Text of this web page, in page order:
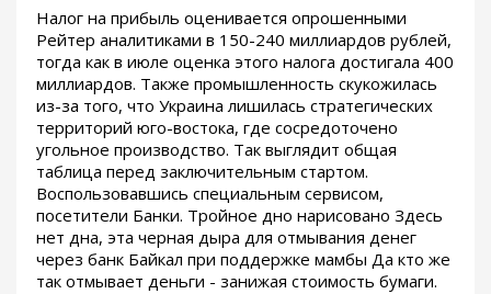
Налог на прибыль оценивается опрошенными
Рейтер аналитиками в 150-240 миллиардов рублей,
тогда как в июле оценка этого налога достигала 400
миллиардов. Также промышленность скукожилась
из-за того, что Украина лишилась стратегических
территорий юго-востока, где сосредоточено
угольное производство. Так выглядит общая
таблица перед заключительным стартом.
Воспользовавшись специальным сервисом,
посетители Банки. Тройное дно нарисовано Здесь
нет дна, эта черная дыра для отмывания денег
через банк Байкал при поддержке мамбы Да кто же
так отмывает деньги - занижая стоимость бумаги.